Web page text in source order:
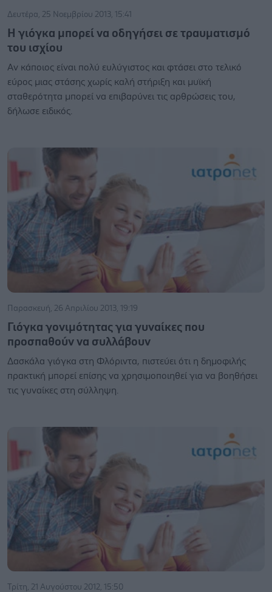
Δευτέρα, 25 Νοεμβρίου 2013, 15:41
Η γιόγκα μπορεί να οδηγήσει σε τραυματισμό
του ισχίου
Αν κάποιος είναι πολύ ευλύγιστος και φτάσει στο τελικό
εύρος μιας στάσης χωρίς καλή στήριξη και μυϊκή
σταθερότητα μπορεί να επιβαρύνει τις αρθρώσεις του,
δήλωσε ειδικός.
Παρασκευή, 26 Απριλίου 2013, 19:19
Γιόγκα γονιμότητας για γυναίκες που
προσπαθούν να συλλάβουν
Δασκάλα γιόγκα στη Φλόριντα, πιστεύει ότι η δημοφιλής
πρακτική μπορεί επίσης να χρησιμοποιηθεί για να βοηθήσει
τις γυναίκες στη σύλληψη.
Τρίτη, 21 Αυγούστου 2012, 15:50